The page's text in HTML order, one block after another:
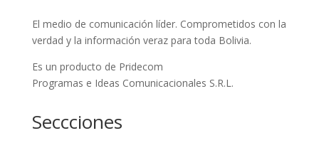
El medio de comunicación líder. Comprometidos con la
verdad y la información veraz para toda Bolivia.
Es un producto de Pridecom
Programas e Ideas Comunicacionales S.R.L.
Seccciones